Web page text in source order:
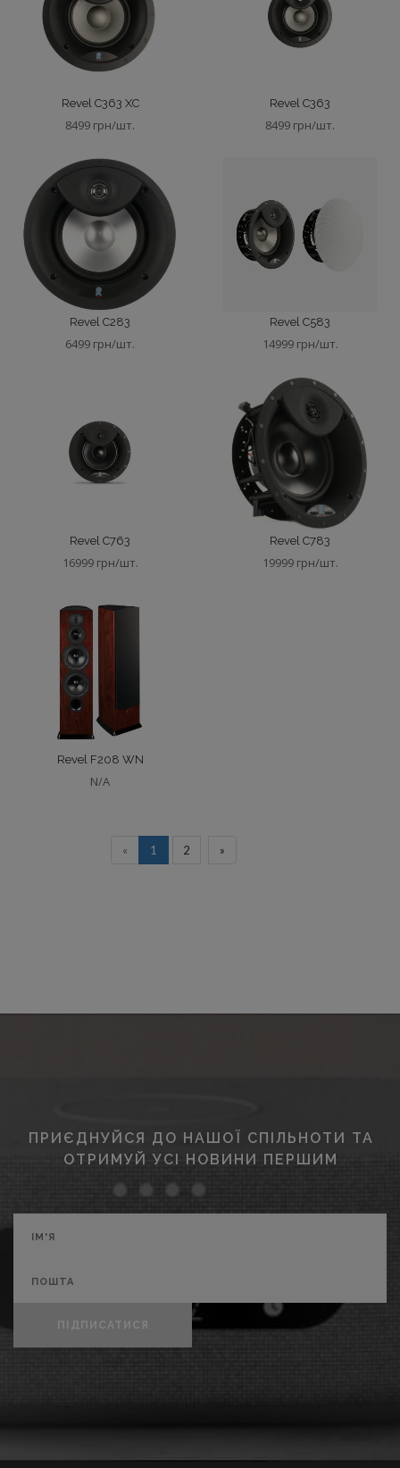
Revel C363 XC
8499 грн/шт.
Revel C363
8499 грн/шт.
Revel C283
6499 грн/шт.
Revel C583
14999 грн/шт.
Revel C763
16999 грн/шт.
Revel C783
19999 грн/шт.
Revel F208 WN
N/A
« 1 2 »
ПРИЄДНУЙСЯ ДО НАШОЇ СПІЛЬНОТИ ТА
ОТРИМУЙ УСІ НОВИНИ ПЕРШИМ
ПІДПИСАТИСЯ